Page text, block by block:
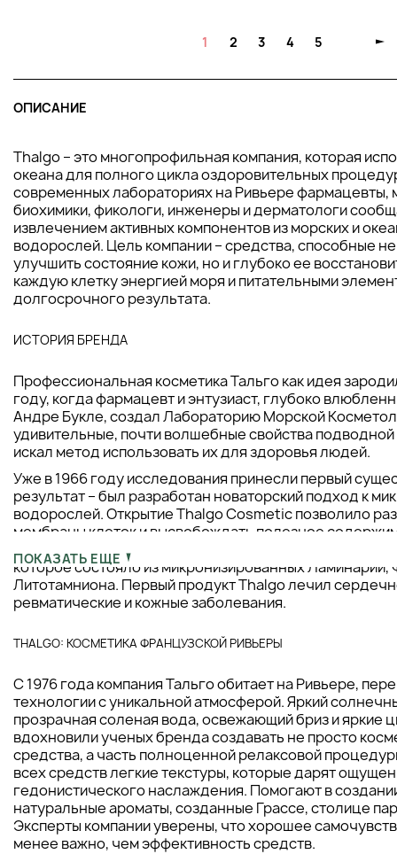
1 2 3 4 5
ОПИСАНИЕ
Thalgo – это многопрофильная компания, которая
океана для полного цикла оздоровительных
современных лабораториях на Ривьере фармацевты,
биохимики, фикологи, инженеры и дерматологи
извлечением активных компонентов из морских и
водорослей. Цель компании – средства, способные
улучшить состояние кожи, но и глубоко ее
каждую клетку энергией моря и питательными
долгосрочного результата.
ИСТОРИЯ БРЕНДА
Профессиональная косметика Тальго как идея
году, когда фармацевт и энтузиаст, глубоко
Андре Букле, создал Лабораторию Морской
удивительные, почти волшебные свойства
искал метод использовать их для здоровья людей.
Уже в 1966 году исследования принесли первый
результат – был разработан новаторский подход к
водорослей. Открытие Thalgo Cosmetic позволило
мембраны клеток и высвобождать полезное
для полезных свойств. Андре сразу получил патент
которое состояло из микронизированных Ламинарии,
Литотамниона. Первый продукт Thalgo лечил
ревматические и кожные заболевания.
THALGO: КОСМЕТИКА ФРАНЦУЗСКОЙ РИВЬЕРЫ
С 1976 года компания Тальго обитает на Ривьере,
технологии с уникальной атмосферой. Яркий
прозрачная соленая вода, освежающий бриз и яркие
вдохновили ученых бренда создавать не просто
средства, а часть полноценной релаксовой
всех средств легкие текстуры, которые дарят
гедонистического наслаждения. Помогают в
натуральные ароматы, созданные Грассе, столице
Эксперты компании уверены, что хорошее
менее важно, чем эффективность средств.
ПОКАЗАТЬ ЕЩЕ